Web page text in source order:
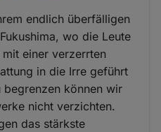
endlich überfälligen
wo die Leute
einer verzerrten
in die Irre geführt
können wir
nicht verzichten.
das stärkste